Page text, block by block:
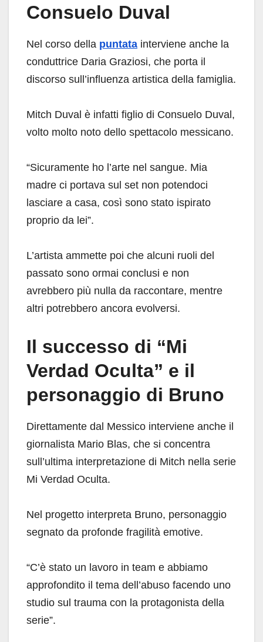
Consuelo Duval
Nel corso della puntata interviene anche la
conduttrice Daria Graziosi, che porta il
discorso sull’influenza artistica della famiglia.
Mitch Duval è infatti figlio di Consuelo Duval,
volto molto noto dello spettacolo messicano.
“Sicuramente ho l’arte nel sangue. Mia
madre ci portava sul set non potendoci
lasciare a casa, così sono stato ispirato
proprio da lei”.
L’artista ammette poi che alcuni ruoli del
passato sono ormai conclusi e non
avrebbero più nulla da raccontare, mentre
altri potrebbero ancora evolversi.
Il successo di “Mi
Verdad Oculta” e il
personaggio di Bruno
Direttamente dal Messico interviene anche il
giornalista Mario Blas, che si concentra
sull’ultima interpretazione di Mitch nella serie
Mi Verdad Oculta.
Nel progetto interpreta Bruno, personaggio
segnato da profonde fragilità emotive.
“C’è stato un lavoro in team e abbiamo
approfondito il tema dell’abuso facendo uno
studio sul trauma con la protagonista della
serie”.